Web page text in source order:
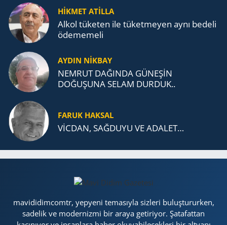
TEŞKİLATI’NA UZANAN MİRASI
HİKMET ATİLLA
Alkol tü­ke­ten ile tü­ket­me­yen aynı be­de­li
öde­me­me­li
AYDIN NİKBAY
NEMRUT DAĞINDA GÜNEŞİN
DOĞUŞUNA SELAM DURDUK..
FARUK HAKSAL
VİCDAN, SAĞ­DU­YU VE ADA­LET…
mavididimcomtr, yepyeni temasıyla sizleri buluştururken,
sadelik ve modernizmi bir araya getiriyor. Şatafattan